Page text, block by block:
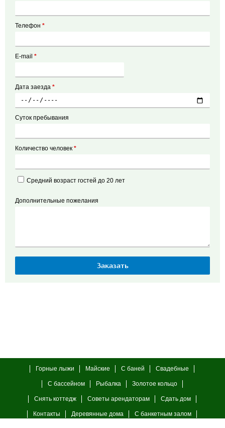
Телефон *
E-mail *
Дата заезда *
Суток пребывания
Количество человек *
Средний возраст гостей до 20 лет
Дополнительные пожелания
Горные лыжи Майские С баней Свадебные
С бассейном Рыбалка Золотое кольцо
Снять коттедж Советы арендаторам Сдать дом
Контакты Деревянные дома С банкетным залом